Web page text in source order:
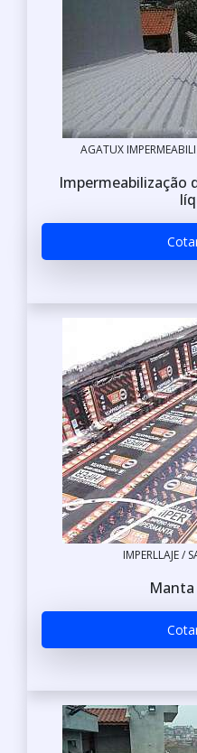
AGATUX
Impermeabilização
IMPERLLAJE /